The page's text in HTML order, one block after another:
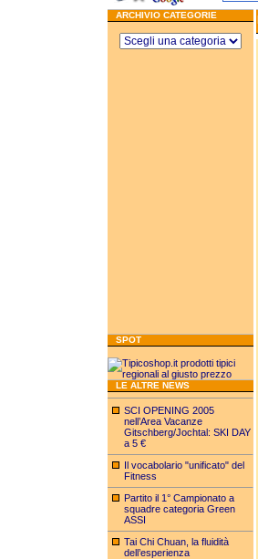
ARCHIVIO CATEGORIE
SPOT
LE ALTRE NEWS
SCI OPENING 2005
nell’Area Vacanze
Gitschberg/Jochtal: SKI DAY
a 5 €
Il vocabolario "unificato" del
Fitness
Partito il 1° Campionato a
squadre categoria Green
ASSI
Tai Chi Chuan, la fluidità
dell’esperienza